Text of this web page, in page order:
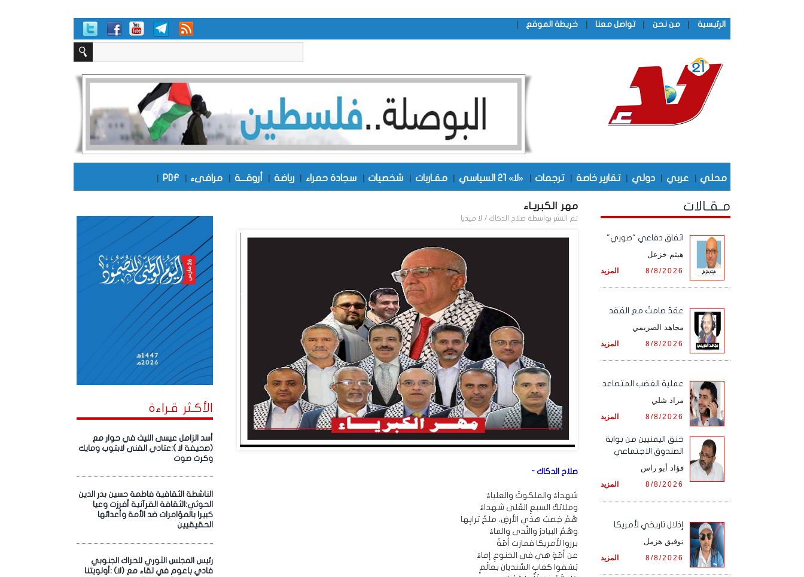
الرئيسية | من نحن | تواصل معنا | خريطة الموقع |
محلي | عربي | دولي | تقارير خاصة | ترجمات | «لا» 21 السياسي | مقـاربات | شخصيات | سجادة حمراء | رياضة | أروقـــة | مرافىء |
PDF
|
الأكـثر قـراءة
أسد الزامل عيسى الليث في حوار مع
(صحيفة لا ):عتادي الفني لابتوب ومايك
وكرت صوت
الناشطة الثقافية فاطمة حسين بدر الدين
الحوثي:الثقافة القرآنية أفرزت وعيا
كبيرا بالمؤامرات ضد الأمة وأعدائها
الحقيقيين
رئيس المجلس الثوري للحراك الجنوبي
فادي باعوم في لقاء مع (لا) :أولويتنا
مهر الكبريـاء
تم النشر بواسطة صلاح الدكاك / لا ميديا
صلاح الدكاك -
شهداءُ والملكوتُ والعلياءُ
وملائكُ السبعِ العُلى شهداءُ
هُمْ خِصبُ هذي الأرضِ، ملحُ ترابِها
وهُمُ البيادرُ والنَّدى والماءُ
برزوا لأمريكا فمازت أمّةٌ
عن أمّةٍ هي في الخنوعِ إماءُ
بَسَقوا كغابِ السِّنديان بعالَمٍ
مـقـالات
اتفاق دفاعي "صوري"
هيثم خزعل
المزيد 8/8/2026
عقدٌ صامتٌ مع الفقد
مجاهد الصريمي
المزيد 8/8/2026
‏عملية الغضب المتصاعد
مراد شلي
المزيد 8/8/2026
خنق اليمنيين من بوابة
الصندوق الاجتماعي
فؤاد أبو راس
المزيد 8/8/2026
إذلال تاريخي لأمريكا
توفيق هزمل
المزيد 8/8/2026